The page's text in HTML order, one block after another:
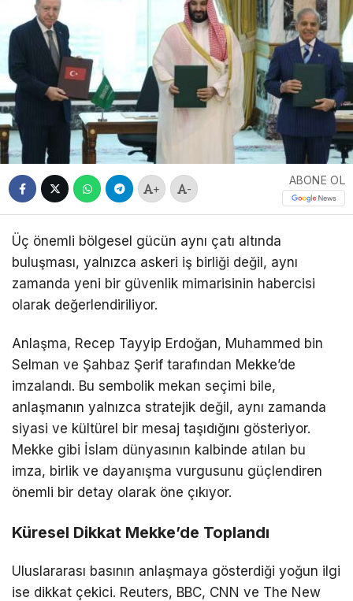
+ -
ABONE OL
Üç önemli bölgesel gücün aynı çatı altında
buluşması, yalnızca askeri iş birliği değil, aynı
zamanda yeni bir güvenlik mimarisinin habercisi
olarak değerlendiriliyor.
Anlaşma, Recep Tayyip Erdoğan, Muhammed bin
Selman ve Şahbaz Şerif tarafından Mekke’de
imzalandı. Bu sembolik mekan seçimi bile,
anlaşmanın yalnızca stratejik değil, aynı zamanda
siyasi ve kültürel bir mesaj taşıdığını gösteriyor.
Mekke gibi İslam dünyasının kalbinde atılan bu
imza, birlik ve dayanışma vurgusunu güçlendiren
önemli bir detay olarak öne çıkıyor.
Küresel Dikkat Mekke’de Toplandı
Uluslararası basının anlaşmaya gösterdiği yoğun ilgi
ise dikkat çekici. Reuters, BBC, CNN ve The New